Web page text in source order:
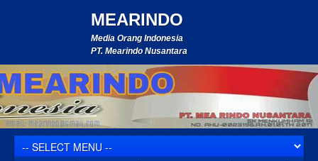
MEARINDO
Media Orang Indonesia
PT. Mearindo Nusantara